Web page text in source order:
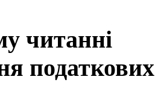
читанні
податкових